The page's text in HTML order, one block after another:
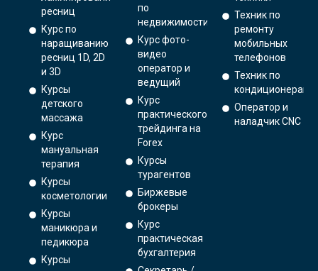
ресниц
Курс по
наращиванию
ресниц 1D, 2D
и 3D
Курсы
детского
массажа
Курс
мануальная
терапия
Курсы
косметологии
Курсы
маникюра и
педикюра
Курсы
по
недвижимости
Курс фото-
видео
оператор и
ведущий
Курс
практического
трейдинга на
Forex
Курсы
турагентов
Биржевые
брокеры
Курс
практическая
бухгалтерия
Техник по
ремонту
мобильных
телефонов
Техник по
кондиционерам
Оператор и
наладчик CNC